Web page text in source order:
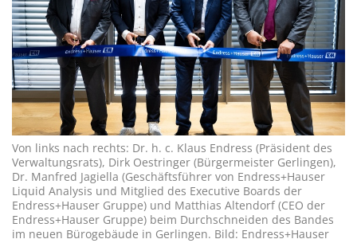
Von links nach rechts: Dr. h. c. Klaus Endress (Präsident des
Verwaltungsrats), Dirk Oestringer (Bürgermeister Gerlingen),
Dr. Manfred Jagiella (Geschäftsführer von Endress+Hauser
Liquid Analysis und Mitglied des Executive Boards der
Endress+Hauser Gruppe) und Matthias Altendorf (CEO der
Endress+Hauser Gruppe) beim Durchschneiden des Bandes
im neuen Bürogebäude in Gerlingen. Bild: Endress+Hauser